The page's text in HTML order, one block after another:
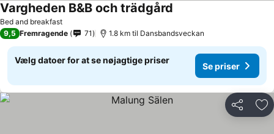
Bed and breakfast
Vargheden B&B och trädgård
9,5 Fremragende 71 1.8 km til Dansbandsveckan
Vælg datoer for at se nøjagtige priser
Se priser
Del